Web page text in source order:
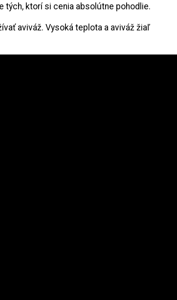
tých, ktorí si cenia absolútne pohodlie.
aviváž. Vysoká teplota a aviváž žiaľ